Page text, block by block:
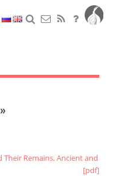
»
Their Remains, Ancient and
[pdf]